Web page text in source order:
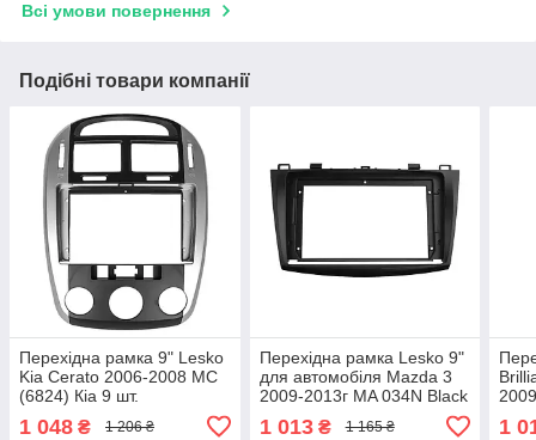
Всі умови повернення
Подібні товари компанії
Перехідна рамка 9" Lesko
Kia Cerato 2006-2008 MC
(6824) Кіа 9 шт.
1 048 ₴ 1 206 ₴
Перехідна рамка Lesko 9"
для автомобіля Mazda 3
2009-2013г MA 034N Black
1 013₴ 1 165 ₴ 1